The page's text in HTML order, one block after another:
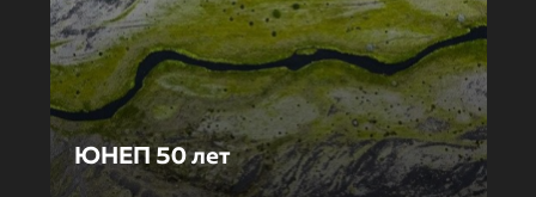
ЮНЕП 50 лет